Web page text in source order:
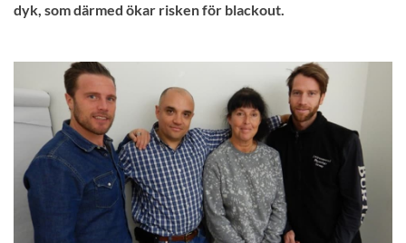
dyk, som därmed ökar risken för blackout.